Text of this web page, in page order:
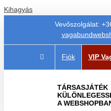
Kihagyás
Vevőszolgálat:
Fiók VIP
TÁRSASJÁTÉK
A